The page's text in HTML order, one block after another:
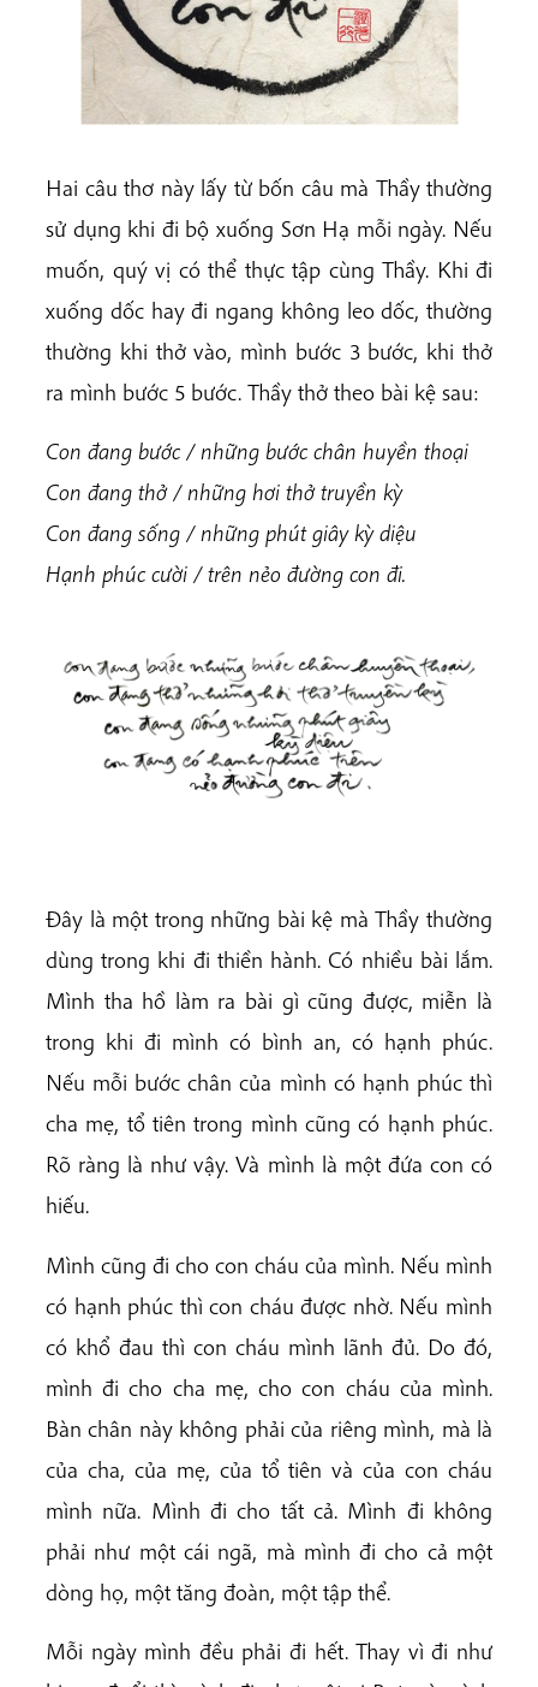
Hai câu thơ này lấy từ bốn câu mà Thầy thường
sử dụng khi đi bộ xuống Sơn Hạ mỗi ngày. Nếu
muốn, quý vị có thể thực tập cùng Thầy. Khi đi
xuống dốc hay đi ngang không leo dốc, thường
thường khi thở vào, mình bước 3 bước, khi thở
ra mình bước 5 bước. Thầy thở theo bài kệ sau:
Con đang bước / những bước chân huyền thoại
Con đang thở / những hơi thở truyền kỳ
Con đang sống / những phút giây kỳ diệu
Hạnh phúc cười / trên nẻo đường con đi.
Đây là một trong những bài kệ mà Thầy thường
dùng trong khi đi thiền hành. Có nhiều bài lắm.
Mình tha hồ làm ra bài gì cũng được, miễn là
trong khi đi mình có bình an, có hạnh phúc.
Nếu mỗi bước chân của mình có hạnh phúc thì
cha mẹ, tổ tiên trong mình cũng có hạnh phúc.
Rõ ràng là như vậy. Và mình là một đứa con có
hiếu.
Mình cũng đi cho con cháu của mình. Nếu mình
có hạnh phúc thì con cháu được nhờ. Nếu mình
có khổ đau thì con cháu mình lãnh đủ. Do đó,
mình đi cho cha mẹ, cho con cháu của mình.
Bàn chân này không phải của riêng mình, mà là
của cha, của mẹ, của tổ tiên và của con cháu
mình nữa. Mình đi cho tất cả. Mình đi không
phải như một cái ngã, mà mình đi cho cả một
dòng họ, một tăng đoàn, một tập thể.
Mỗi ngày mình đều phải đi hết. Thay vì đi như